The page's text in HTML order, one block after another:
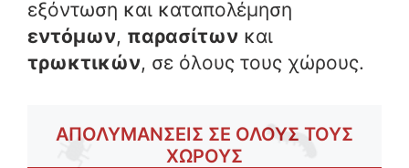
εξόντωση και καταπολέμηση
εντόμων, παρασίτων και
τρωκτικών, σε όλους τους χώρους.
ΑΠΟΛΥΜΑΝΣΕΙΣ ΣΕ ΟΛΟΥΣ ΤΟΥΣ
ΧΩΡΟΥΣ